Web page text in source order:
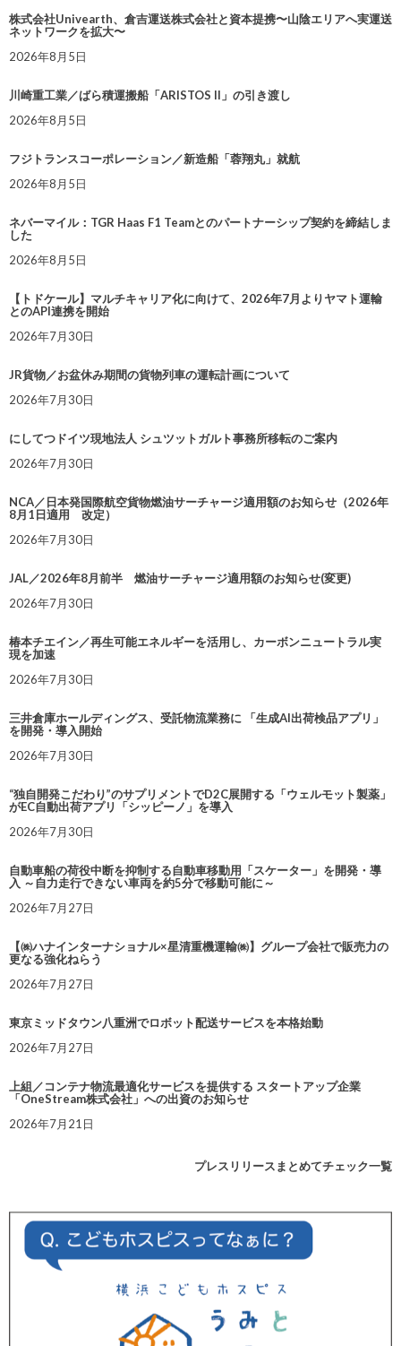
株式会社Univearth、倉吉運送株式会社と資本提携〜山陰エリアへ実運送
ネットワークを拡大〜
2026年8月5日
川崎重工業／ばら積運搬船「ARISTOS II」の引き渡し
2026年8月5日
フジトランスコーポレーション／新造船「蓉翔丸」就航
2026年8月5日
ネバーマイル：TGR Haas F1 Teamとのパートナーシップ契約を締結しま
した
2026年8月5日
【トドケール】マルチキャリア化に向けて、2026年7月よりヤマト運輸
とのAPI連携を開始
2026年7月30日
JR貨物／お盆休み期間の貨物列車の運転計画について
2026年7月30日
にしてつドイツ現地法人 シュツットガルト事務所移転のご案内
2026年7月30日
NCA／日本発国際航空貨物燃油サーチャージ適用額のお知らせ（2026年
8月1日適用 改定）
2026年7月30日
JAL／2026年8月前半 燃油サーチャージ適用額のお知らせ(変更)
2026年7月30日
椿本チエイン／再生可能エネルギーを活用し、カーボンニュートラル実
現を加速
2026年7月30日
三井倉庫ホールディングス、受託物流業務に 「生成AI出荷検品アプリ」
を開発・導入開始
2026年7月30日
“独自開発こだわり”のサプリメントでD2C展開する「ウェルモット製薬」
がEC自動出荷アプリ「シッピーノ」を導入
2026年7月30日
自動車船の荷役中断を抑制する自動車移動用「スケーター」を開発・導
入 ～自力走行できない車両を約5分で移動可能に～
2026年7月27日
【㈱ハナインターナショナル×星清重機運輸㈱】グループ会社で販売力の
更なる強化ねらう
2026年7月27日
東京ミッドタウン八重洲でロボット配送サービスを本格始動
2026年7月27日
上組／コンテナ物流最適化サービスを提供する スタートアップ企業
「OneStream株式会社」への出資のお知らせ
2026年7月21日
プレスリリースまとめてチェック一覧